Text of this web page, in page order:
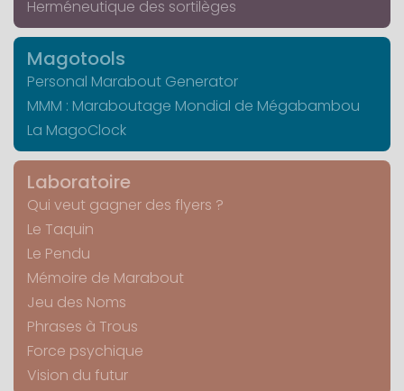
Herméneutique des sortilèges
Magotools
Personal Marabout Generator
MMM : Maraboutage Mondial de Mégabambou
La MagoClock
Laboratoire
Qui veut gagner des flyers ?
Le Taquin
Le Pendu
Mémoire de Marabout
Jeu des Noms
Phrases à Trous
Force psychique
Vision du futur